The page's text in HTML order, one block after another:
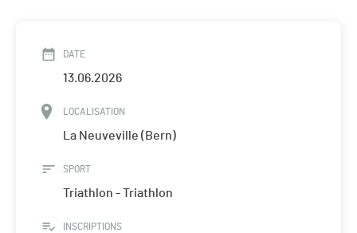
DATE
13.06.2026
LOCALISATION
La Neuveville (Bern)
SPORT
Triathlon - Triathlon
INSCRIPTIONS